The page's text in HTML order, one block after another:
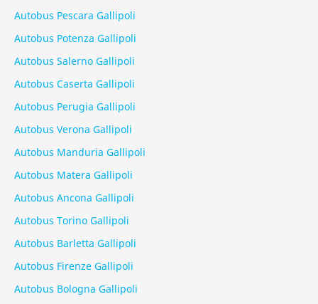
Autobus Pescara Gallipoli
Autobus Potenza Gallipoli
Autobus Salerno Gallipoli
Autobus Caserta Gallipoli
Autobus Perugia Gallipoli
Autobus Verona Gallipoli
Autobus Manduria Gallipoli
Autobus Matera Gallipoli
Autobus Ancona Gallipoli
Autobus Torino Gallipoli
Autobus Barletta Gallipoli
Autobus Firenze Gallipoli
Autobus Bologna Gallipoli